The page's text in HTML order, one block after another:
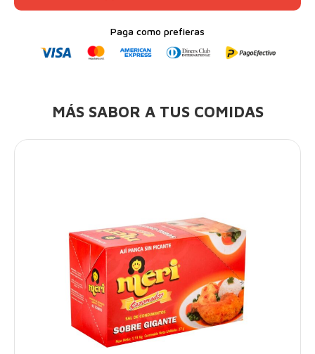
Paga como prefieras
MÁS SABOR A TUS COMIDAS